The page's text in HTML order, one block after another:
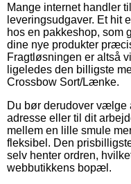
Mange internet handler
leveringsudgaver. Et hit
hos en pakkeshop, som
dine nye produkter
Fragtløsningen er altså
ligeledes den billigste
Crossbow Sort/Lænke.
Du bør derudover vælge
adresse eller til dit
mellem en lille smule
fleksibel. Den
selv henter ordren,
webbutikkens bopæl.